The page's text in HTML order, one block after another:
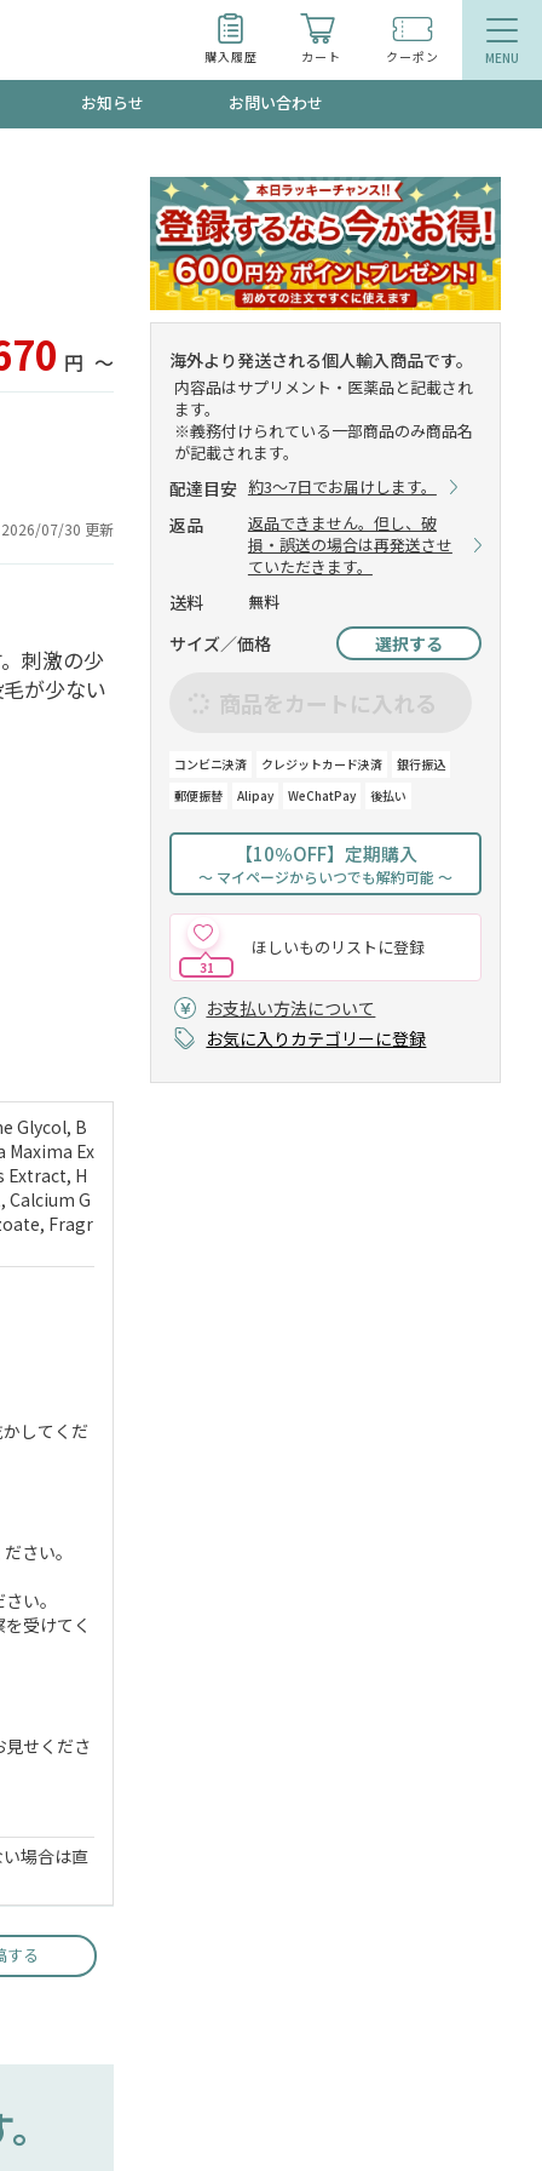
購入履歴 カート クーポン
食品
得なクーポン"3種類"出現中！今月のスト
！今すぐ使えるクーポンプレゼント中！！
集！限定クーポンも不定期配信
お知らせ お問い合わせ
円 〜
2026/07/30 更新
刺激の少
が少ない
海外より発送される個人輸入商品です。
内容品はサプリメント・医薬品と記載され
ます。
※義務付けられている一部商品のみ商品名
が記載されます。
配達目安 約3～7日でお届けします。
返品
返品できません。但し、破
損・誤送の場合は再発送させ
ていただきます。
送料 無料
サイズ／価格 選択する
商品をカートに入れる
コンビニ決済 クレジットカード決済
銀行振込
郵便振替
Alipay WeChatPay 後払い
【10％OFF】定期購入
～ マイページからいつでも解約可能 ～
ほしいものリストに登録
31
お支払い方法について
お気に入りカテゴリーに登録
Glycol, B
Ex
Extract, H
Calcium G
Fragr
してくだ
さい。
い。
受けてく
せくださ
場合は直
する